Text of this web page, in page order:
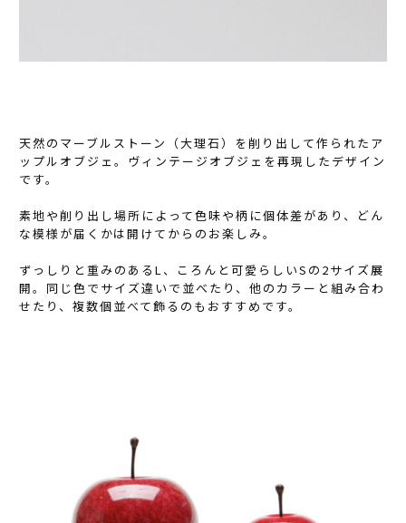
天然のマーブルストーン（大理石）を削り出して作られたア
ップルオブジェ。ヴィンテージオブジェを再現したデザイン
です。
素地や削り出し場所によって色味や柄に個体差があり、どん
な模様が届くかは開けてからのお楽しみ。
ずっしりと重みのあるL、ころんと可愛らしいSの2サイズ展
開。同じ色でサイズ違いで並べたり、他のカラーと組み合わ
せたり、複数個並べて飾るのもおすすめです。